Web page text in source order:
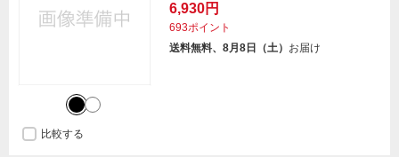
6,930円
693ポイント
送料無料、8月8日（土） お届け
比較する